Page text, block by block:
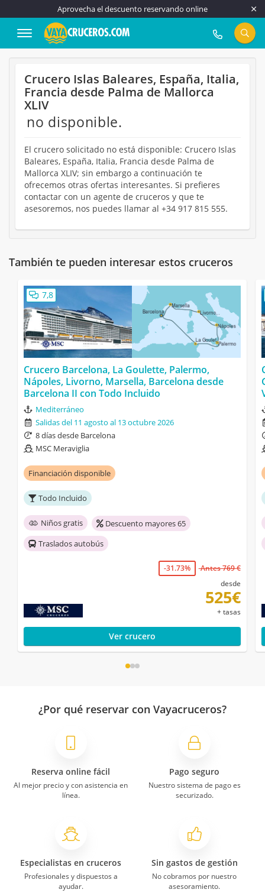
Aprovecha el descuento reservando online
917 815 555
Crucero Islas Baleares, España, Italia,
Francia desde Palma de Mallorca
XLIV
no disponible.
El crucero solicitado no está disponible: Crucero Islas
Baleares, España, Italia, Francia desde Palma de
Mallorca XLIV; sin embargo a continuación te
ofrecemos otras ofertas interesantes. Si prefieres
contactar con un agente de cruceros y que te
asesoremos, nos puedes llamar al +34 917 815 555.
También te pueden interesar estos cruceros
7,8
Crucero Barcelona, La Goulette, Palermo,
Nápoles, Livorno, Marsella, Barcelona desde
Barcelona II con Todo Incluido
Mediterráneo
Salidas del 11 agosto al 13 octubre 2026
8 días desde Barcelona
MSC Meraviglia
Financiación disponible
Todo Incluido
Niños gratis
Descuento mayores 65
Traslados autobús
-31.73%
Antes 769 €
desde
525€
+ tasas
Ver crucero
¿Por qué reservar con Vayacruceros?
Reserva online fácil
Al mejor precio y con asistencia en
línea.
Pago seguro
Nuestro sistema de pago es
securizado.
Especialistas en cruceros
Profesionales y dispuestos a
ayudar.
Sin gastos de gestión
No cobramos por nuestro
asesoramiento.